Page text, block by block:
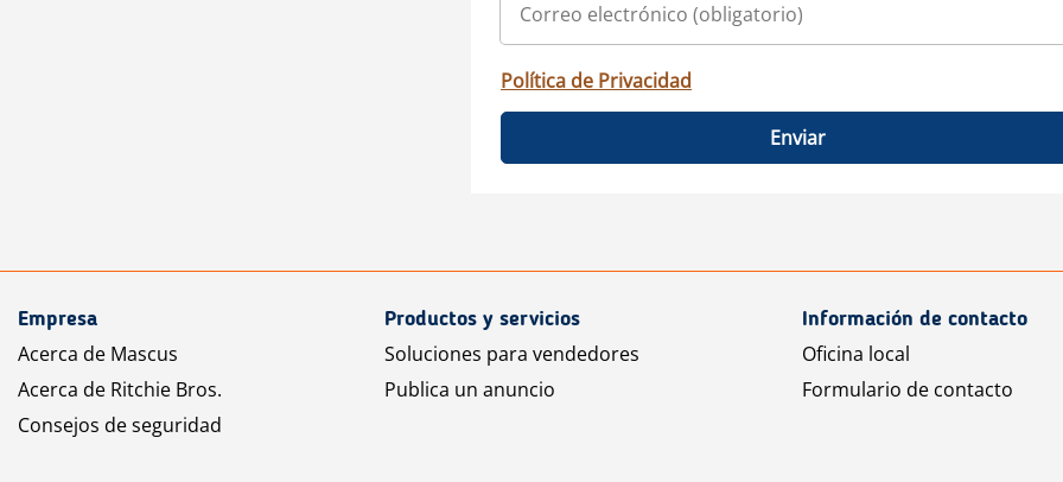
Política de Privacidad
Enviar
Empresa
Acerca de Mascus
Acerca de Ritchie Bros.
Consejos de seguridad
Productos y servicios
Soluciones para vendedores
Publica un anuncio
Información de contacto
Oficina local
Formulario de contacto